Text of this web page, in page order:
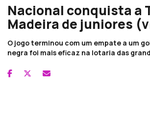
Nacional conquista a
Madeira de juniores
O jogo terminou com um empate a um
negra foi mais eficaz na lotaria das